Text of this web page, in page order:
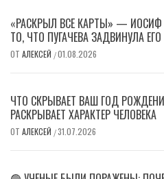
«РАСКРЫЛ ВСЕ КАРТЫ» —
ТО, ЧТО ПУГАЧЕВА ЗАДВИНУЛА ЕГО
ОТ АЛЕКСЕЙ /01.08.2026
ЧТО СКРЫВАЕТ ВАШ ГОД
РАСКРЫВАЕТ ХАРАКТЕР ЧЕЛОВЕКА
ОТ АЛЕКСЕЙ /31.07.2026